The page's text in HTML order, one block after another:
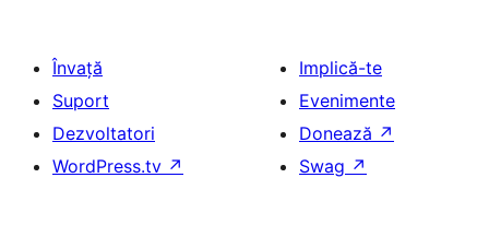
Învață
Suport
Dezvoltatori
WordPress.tv ↗
Implică-te
Evenimente
Donează ↗
Swag ↗